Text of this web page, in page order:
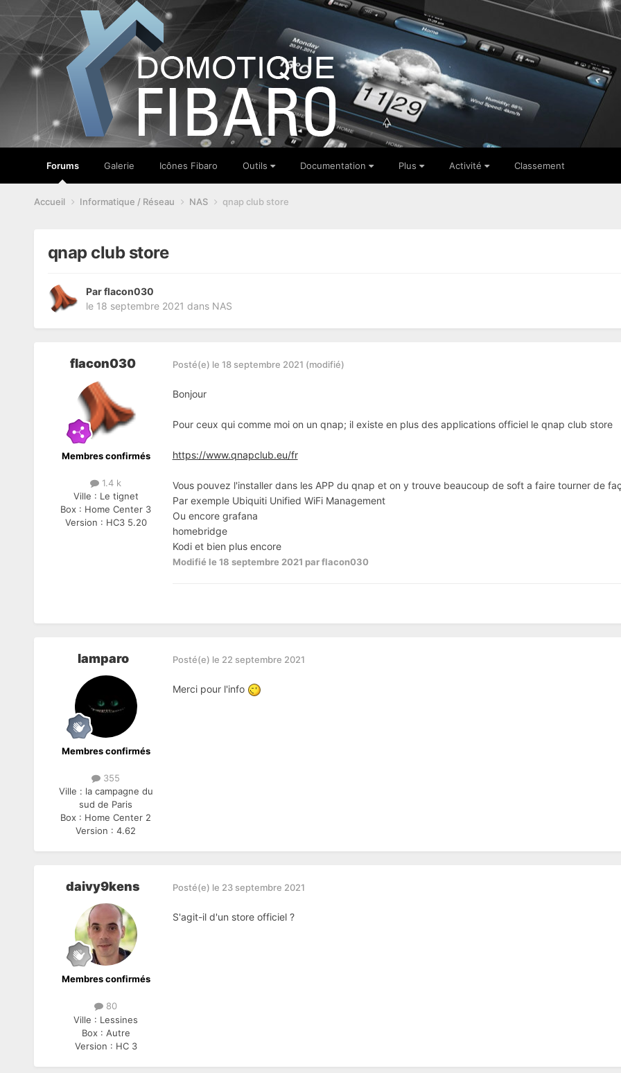
Forums Galerie Icônes Fibaro Outils Documentation Plus Activité Classement
Accueil Informatique / Réseau NAS qnap club store
qnap club store
Parflacon030
le 18 septembre 2021 dans NAS
flacon030
Membres confirmés
1.4 k
Ville : Le tignet
Box : Home Center 3
Version : HC3 5.20
Posté(e) le 18 septembre 2021 (modifié)
Bonjour
Pour ceux qui comme moi on un qnap; il existe en plus des applications officiel le qnap club store
https://www.qnapclub.eu/fr
Vous pouvez l'installer dans les APP du qnap et on y trouve beaucoup de soft a faire tourner de
Par exemple Ubiquiti Unified WiFi Management
Ou encore grafana
homebridge
Kodi et bien plus encore
Modifié le 18 septembre 2021 par flacon030
lamparo
Membres confirmés
355
Ville : la campagne du
sud de Paris
Box : Home Center 2
Version :4.62
Posté(e) le 22 septembre 2021
Merci pour l'info
daivy9kens
Membres confirmés
80
Ville : Lessines
Box : Autre
Version : HC 3
Posté(e) le 23 septembre 2021
S'agit-il d'un store officiel ?